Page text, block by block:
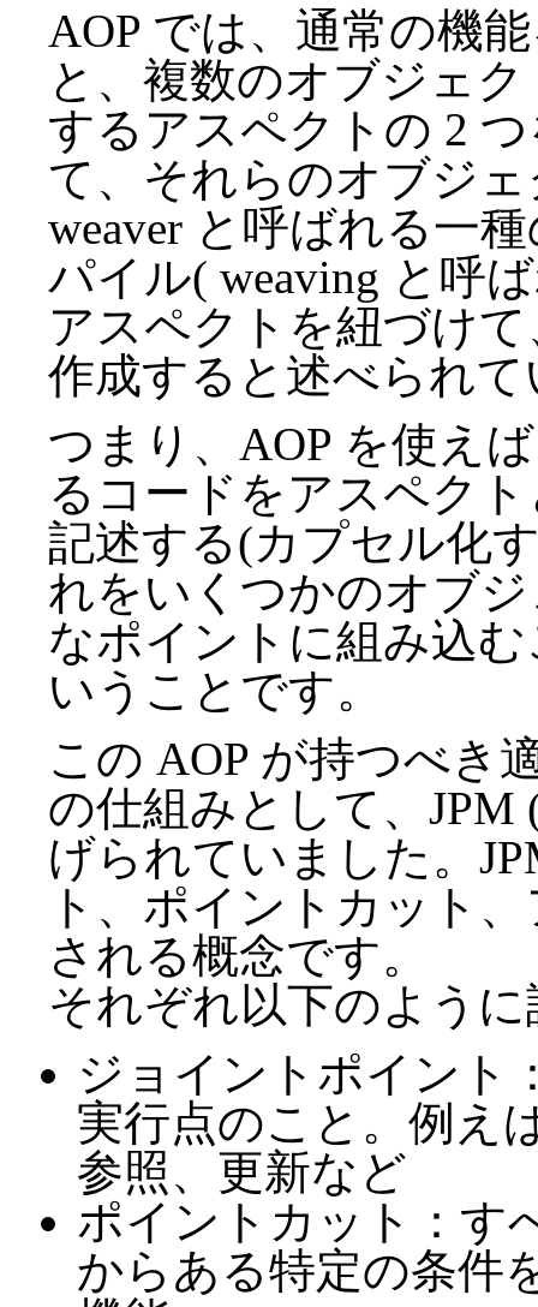
AOP では、通常の機
と、複数のオブジェ
するアスペクトの 2
て、それらのオブジ
weaver と呼ばれる一
パイル( weaving と呼
アスペクトを紐づけ
作成すると述べられ
つまり、AOP を使え
るコードをアスペク
記述する(カプセル化
れをいくつかのオブ
なポイントに組み込
いうことです。
この AOP が持つべき
の仕組みとして、JPM
げられていました。
ト、ポイントカット
される概念です。
それぞれ以下のよう
ジョイントポイント
実行点のこと。例え
参照、更新など
ポイントカット：す
からある特定の条件